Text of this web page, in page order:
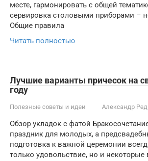
месте, гармонировать с общей
сервировка столовыми приборами –
Общие правила
Читать полностью
Лучшие варианты причесок на
году
Полезные советы и идеи Александр
Обзор укладок с фатой
праздник для молодых, а
подготовка к важной церемонии
только удовольствие, но и некоторые